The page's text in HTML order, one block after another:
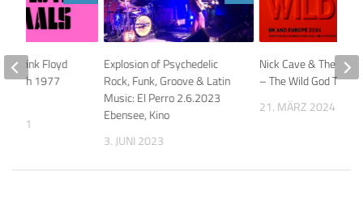
Explosion of Psychedelic
Rock, Funk, Groove & Latin
Music: El Perro 2.6.2023
Ebensee, Kino
3. JUNI 2023
Nick Cave & The Bad
– The Wild God Tour
21. MÄRZ 2024
Pink Floyd
Zürich 1977
2011